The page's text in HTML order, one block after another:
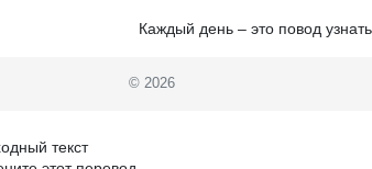
Каждый день – это повод
© 2026
текст